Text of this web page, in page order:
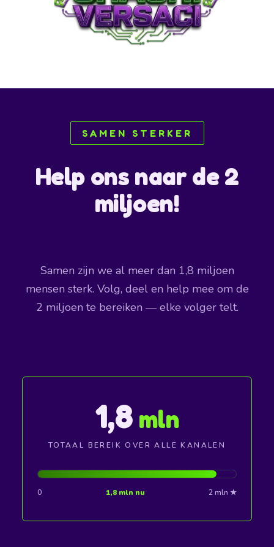
SAMEN STERKER
Help ons naar de 2
miljoen!
Samen zijn we al meer dan 1,8 miljoen
mensen sterk. Volg, deel en help mee om de
2 miljoen te bereiken — elke volger telt.
1,8 mln
TOTAAL BEREIK OVER ALLE KANALEN
0 1,8 mln nu 2 mln ★